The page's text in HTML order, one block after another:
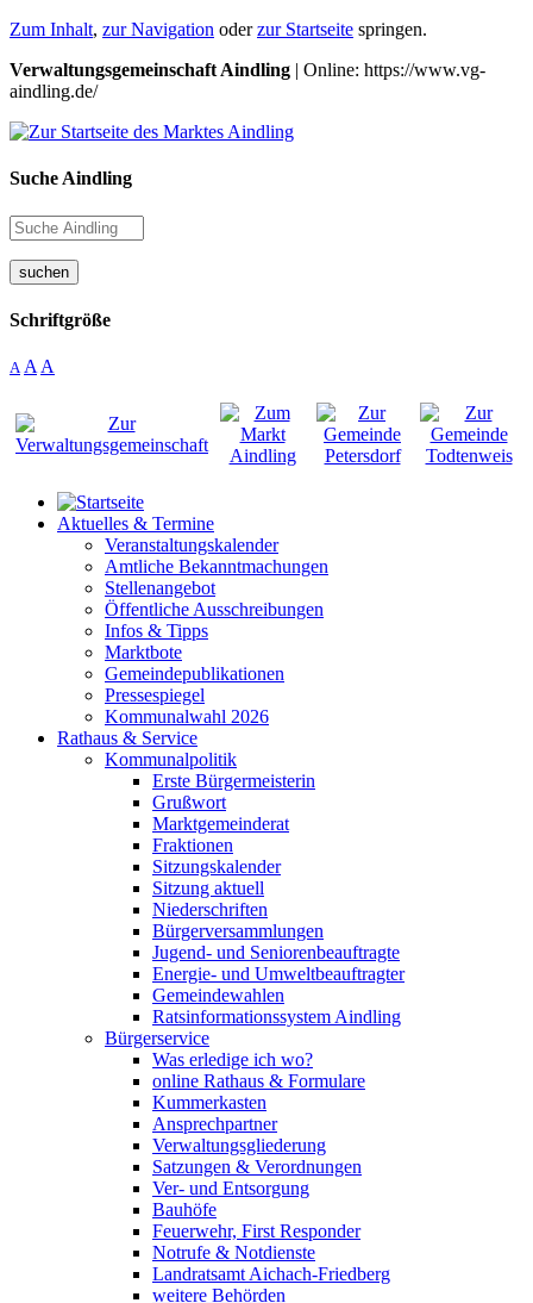
Zum Inhalt, zur Navigation oderzur Startseite springen.
Verwaltungsgemeinschaft Aindling | Online: https://www.vg-
aindling.de/
Suche Aindling
suchen
Schriftgröße
A A A
Aktuelles & Termine
Veranstaltungskalender
Amtliche Bekanntmachungen
Stellenangebot
Öffentliche Ausschreibungen
Infos & Tipps
Marktbote
Gemeindepublikationen
Pressespiegel
Kommunalwahl 2026
Rathaus & Service
Kommunalpolitik
Erste Bürgermeisterin
Grußwort
Marktgemeinderat
Fraktionen
Sitzungskalender
Sitzung aktuell
Niederschriften
Bürgerversammlungen
Jugend- und Seniorenbeauftragte
Energie- und Umweltbeauftragter
Gemeindewahlen
Ratsinformationssystem Aindling
Bürgerservice
Was erledige ich wo?
online Rathaus & Formulare
Kummerkasten
Ansprechpartner
Verwaltungsgliederung
Satzungen & Verordnungen
Ver- und Entsorgung
Bauhöfe
Feuerwehr, First Responder
Notrufe & Notdienste
Landratsamt Aichach-Friedberg
weitere Behörden